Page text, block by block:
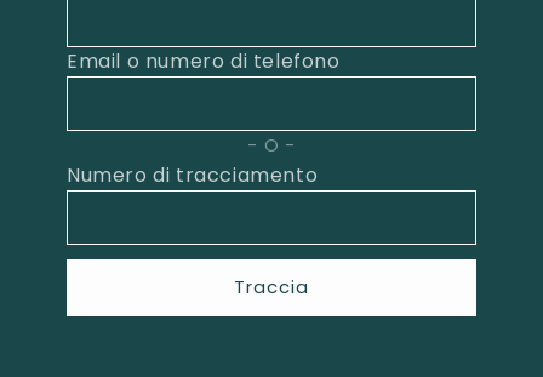
Email o numero di telefono
O
Numero di tracciamento
Traccia